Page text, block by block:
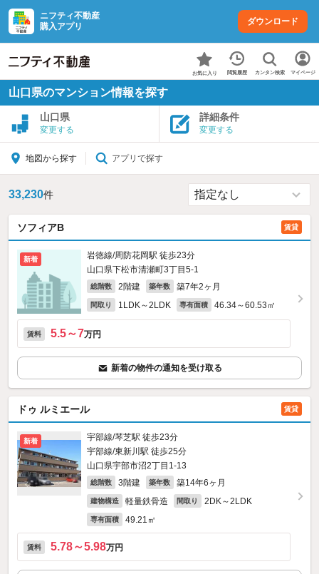
ニフティ不動産
購入アプリ
ダウンロード
お気に入り 閲覧履歴 カンタン検索 マイページ
山口県のマンション情報を探す
山口県
変更する
詳細条件
変更する
地図から探す アプリで探す
33,230件
ソフィアB 賃貸
新着
岩徳線/周防花岡駅 徒歩23分
山口県下松市清瀬町3丁目5-1
総階数 2階建 築年数 築7年2ヶ月
間取り 1LDK～2LDK 専有面積 46.34～60.53㎡
賃料 5.5～7万円
新着の物件の通知を受け取る
ドゥ ルミエール 賃貸
新着
宇部線/琴芝駅 徒歩23分
宇部線/東新川駅 徒歩25分
山口県宇部市沼2丁目1-13
総階数 3階建 築年数 築14年6ヶ月
建物構造 軽量鉄骨造 間取り 2DK～2LDK
専有面積 49.21㎡
賃料 5.78～5.98万円